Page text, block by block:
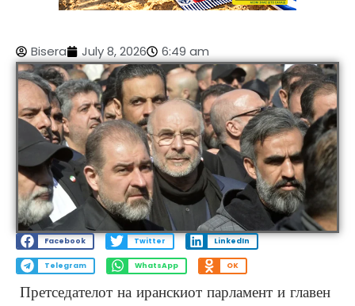
Bisera July 8, 2026 6:49 am
Facebook Twitter LinkedIn
Telegram WhatsApp OK
Претседателот на иранскиот парламент и главен